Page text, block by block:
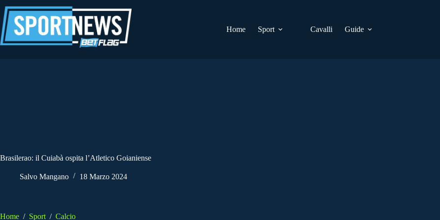
al
contenuto
Home
Sport Cavalli Guide
Brasilerao: il Cuiabà ospita l’Atletico Goianiense
Salvo Mangano 18 Marzo 2024
Home / Sport / Calcio